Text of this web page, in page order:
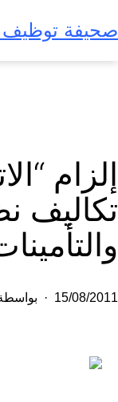
إلى
المحتوى
صحيفة توظيف
إلزام
تكاليف
تم
15/08/2011